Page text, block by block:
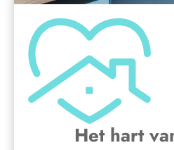
Het hart